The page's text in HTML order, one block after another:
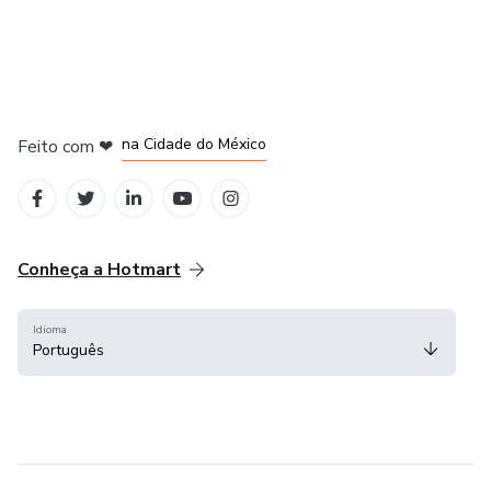
Feito com ❤ na Cidade do México
Conheça a Hotmart
Idioma
Português